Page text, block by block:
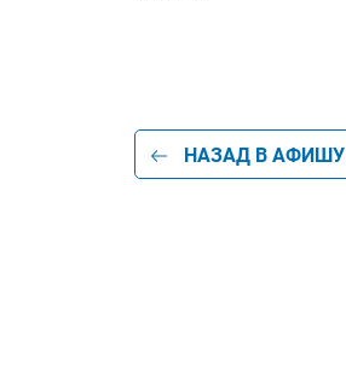
НАЗАД В АФИШУ